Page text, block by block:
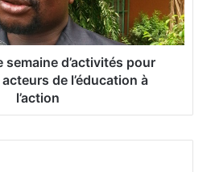
semaine d’activités pour
de l’éducation à
l’action